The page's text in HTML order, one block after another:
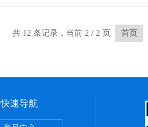
共 12 条记录，当前 2 / 2 页 首页
快速导航